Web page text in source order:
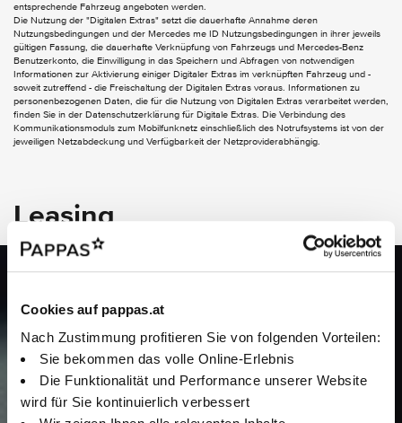
Cookies auf pappas.at
Nach Zustimmung profitieren Sie von folgenden Vorteilen:
Sie bekommen das volle Online-Erlebnis
Die Funktionalität und Performance unserer Website
wird für Sie kontinuierlich verbessert
EXTERIEUR
Aussenspiegel elektrisch anklappbar
Wegfall Typkennzeichen auf Gepäckraumklappe
EASY-PACK Heckklappe
INTERIEUR
CENTRAL MEDIA DISPLAY
Innenhimmel Stoff schwarz
Lenkradschaltpaddles
Multifunktions-Sportlenkrad in Leder
Sonnenblende mit beleuchtetem Make-up-Spiegel
Sitzheizung für Fahrer und Beifahrer
entsprechende Fahrzeug angeboten werden.
Die Nutzung der "Digitalen Extras" setzt die dauerhafte Annahme deren
Nutzungsbedingungen und der Mercedes me ID Nutzungsbedingungen in ihrer jeweils
gültigen Fassung, die dauerhafte Verknüpfung von Fahrzeugs und Mercedes-Benz
Benutzerkonto, die Einwilligung in das Speichern und Abfragen von notwendigen
Informationen zur Aktivierung einiger Digitaler Extras im verknüpften Fahrzeug und -
soweit zutreffend - die Freischaltung der Digitalen Extras voraus. Informationen zu
personenbezogenen Daten, die für die Nutzung von Digitalen Extras verarbeitet werden,
finden Sie in der Datenschutzerklärung für Digitale Extras. Die Verbindung des
Kommunikationsmoduls zum Mobilfunknetz einschließlich des Notrufsystems ist von der
jeweiligen Netzabdeckung und Verfügbarkeit der Netzproviderabhängig.
Leasing
Jetzt Leasing berechnen
Ihr Leasing, Ihre Regeln: Gestalten Sie Ihr Angebot flexibel und
berechnen Sie es direkt online. Starten Sie jetzt!